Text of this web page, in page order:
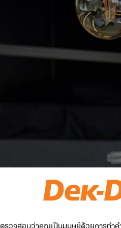
ตรวจสอบว่าคุณเป็นมนุษย์ด้วยการทำค